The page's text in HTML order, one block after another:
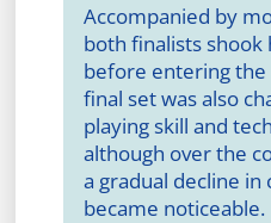
Accompanied by
both finalists shook
before entering the
final set was also
playing skill and
although over the
a gradual decline
became noticeable.